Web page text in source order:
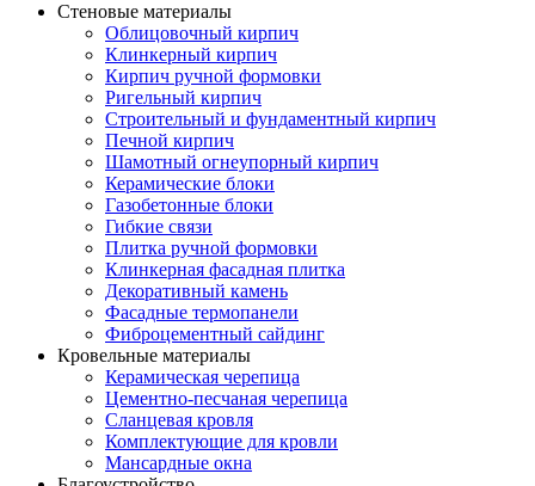
Стеновые материалы
Облицовочный кирпич
Клинкерный кирпич
Кирпич ручной формовки
Ригельный кирпич
Строительный и фундаментный кирпич
Печной кирпич
Шамотный огнеупорный кирпич
Керамические блоки
Газобетонные блоки
Гибкие связи
Плитка ручной формовки
Клинкерная фасадная плитка
Декоративный камень
Фасадные термопанели
Фиброцементный сайдинг
Кровельные материалы
Керамическая черепица
Цементно-песчаная черепица
Сланцевая кровля
Комплектующие для кровли
Мансардные окна